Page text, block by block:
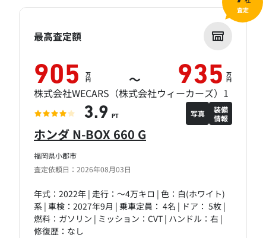
福岡県小郡市
査定依頼日：2026年08月03日
ホンダ N-BOX 660 G
年式：2022年 | 走行：～4万キロ | 色：白(ホワイト)
系 | 車検：2027年9月 | 乗車定員： 4名 | ドア： 5枚 |
燃料：ガソリン | ミッション：CVT | ハンドル：右 |
修復歴：なし
最高査定額
905 万
円 ～ 935 万
円
株式会社WECARS（株式会社ウィーカーズ）1
3.9 PT 写真
装備
情報
査定